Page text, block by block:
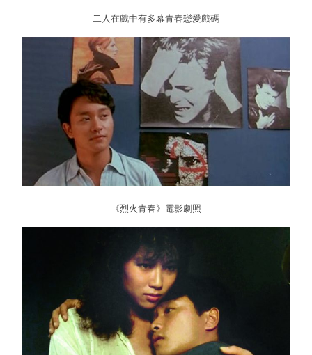
二人在戲中有多幕青春戀愛戲碼
《烈火青春》電影劇照